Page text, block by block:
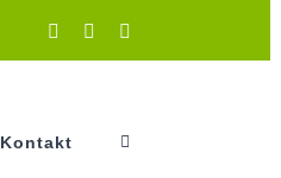
InstagramFacebook
Kontakt